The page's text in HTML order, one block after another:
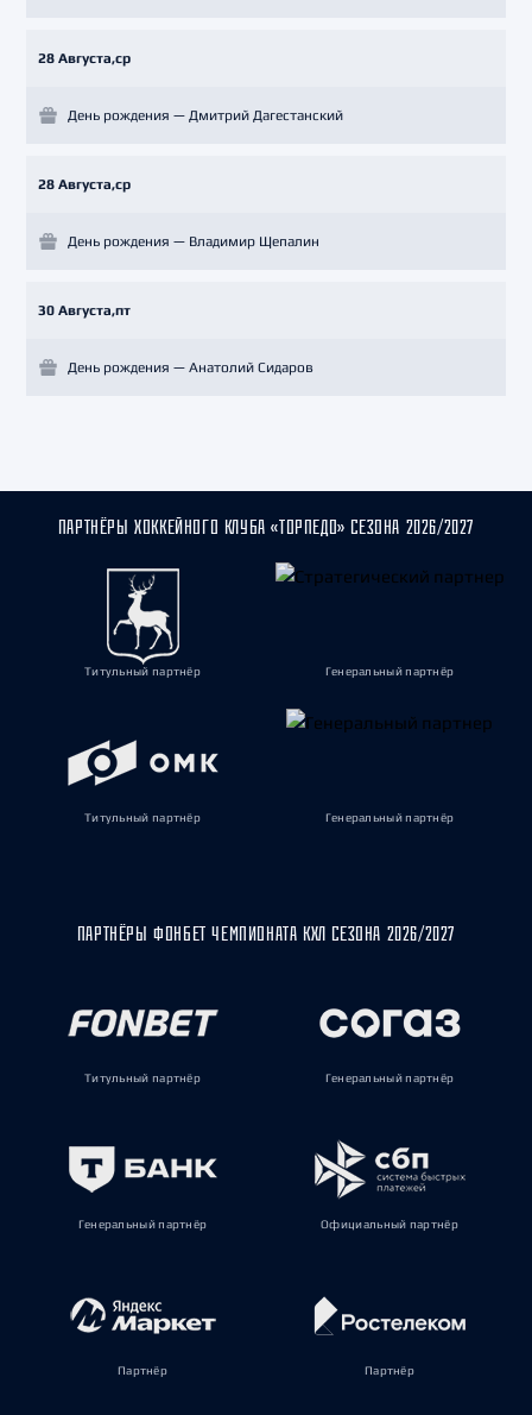
28 Августа,ср
День рождения — Дмитрий Дагестанский
28 Августа,ср
День рождения — Владимир Щепалин
30 Августа,пт
День рождения — Анатолий Сидаров
ПАРТНЁРЫ ХОККЕЙНОГО КЛУБА «ТОРПЕДО» СЕЗОНА 2026/2027
Титульный партнёр Генеральный партнёр
Титульный партнёр Генеральный партнёр
ПАРТНЁРЫ ФОНБЕТ ЧЕМПИОНАТА КХЛ СЕЗОНА 2026/2027
Титульный партнёр Генеральный партнёр
Генеральный партнёр Официальный партнёр
Партнёр Партнёр